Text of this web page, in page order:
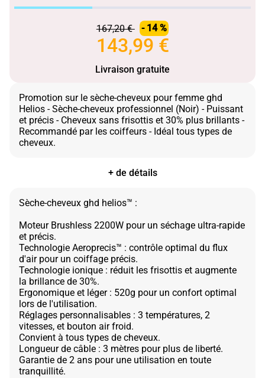
167,20 € - 14 %
143,99 €
Livraison gratuite
Promotion sur le sèche-cheveux pour femme ghd
Helios - Sèche-cheveux professionnel (Noir) - Puissant
et précis - Cheveux sans frisottis et 30% plus brillants -
Recommandé par les coiffeurs - Idéal tous types de
+ de détails
Sèche-cheveux ghd helios™ :
Moteur Brushless 2200W pour un séchage ultra-rapide
et précis.
Technologie Aeroprecis™ : contrôle optimal du flux
d'air pour un coiffage précis.
Technologie ionique : réduit les frisottis et augmente
la brillance de 30%.
Ergonomique et léger : 520g pour un confort optimal
lors de l'utilisation.
Réglages personnalisables : 3 températures, 2
vitesses, et bouton air froid.
Convient à tous types de cheveux.
Longueur de câble : 3 mètres pour plus de liberté.
Garantie de 2 ans pour une utilisation en toute
tranquillité.